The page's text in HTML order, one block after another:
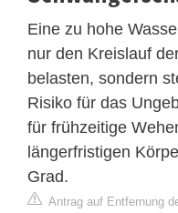
Eine zu hohe
nur den Kreislauf
belasten, sondern
Risiko für das
für frühzeitige
längerfristigen
Grad.
Antrag auf Entfernung